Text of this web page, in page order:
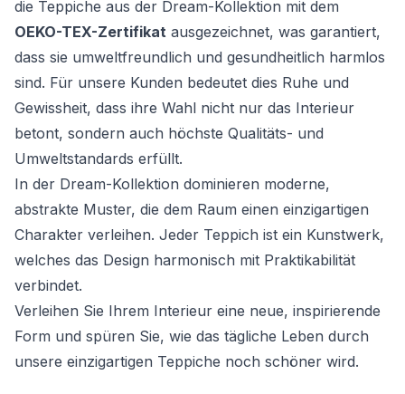
die Teppiche aus der Dream-Kollektion mit dem
OEKO-TEX-Zertifikat ausgezeichnet, was garantiert,
dass sie umweltfreundlich und gesundheitlich harmlos
sind. Für unsere Kunden bedeutet dies Ruhe und
Gewissheit, dass ihre Wahl nicht nur das Interieur
betont, sondern auch höchste Qualitäts- und
Umweltstandards erfüllt.
In der Dream-Kollektion dominieren moderne,
abstrakte Muster, die dem Raum einen einzigartigen
Charakter verleihen. Jeder Teppich ist ein Kunstwerk,
welches das Design harmonisch mit Praktikabilität
verbindet.
Verleihen Sie Ihrem Interieur eine neue, inspirierende
Form und spüren Sie, wie das tägliche Leben durch
unsere einzigartigen Teppiche noch schöner wird.